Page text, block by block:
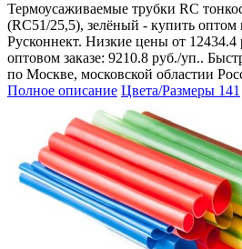
Термоусаживаемые трубки RC
(RC51/25,5), зелёный - купить
Русконнект. Низкие цены от
оптовом заказе: 9210.8 руб./уп..
по Москве, московской областии
Полное описание Цвета/Размеры 141